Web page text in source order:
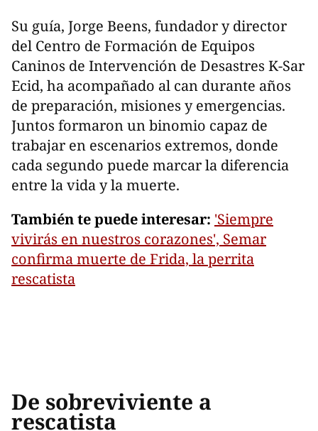
Su guía, Jorge Beens, fundador y director
del Centro de Formación de Equipos
Caninos de Intervención de Desastres K-Sar
Ecid, ha acompañado al can durante años
de preparación, misiones y emergencias.
Juntos formaron un binomio capaz de
trabajar en escenarios extremos, donde
cada segundo puede marcar la diferencia
entre la vida y la muerte.
También te puede interesar: 'Siempre
vivirás en nuestros corazones', Semar
confirma muerte de Frida, la perrita
rescatista
De sobreviviente a
rescatista